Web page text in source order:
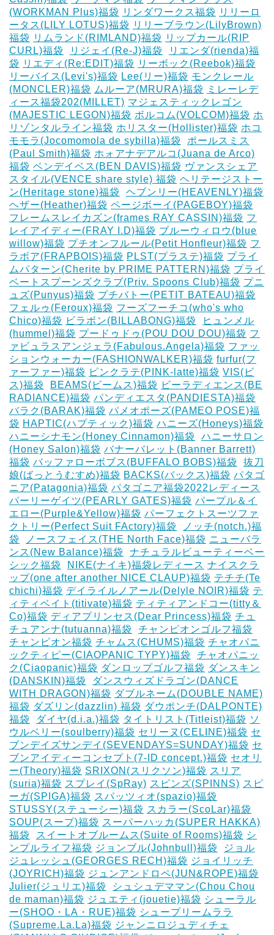
(WORKMAN Plus)福袋 リンダワークス福袋 リリーロ
ータス(LILY LOTUS)福袋 リリーブラウン(LilyBrown)
福袋 リムランド(RIMLAND)福袋 リップカール(RIP
CURL)福袋
リジェイ(Re-J)福袋
リエンダ(rienda)福
袋 リエディ(Re:EDIT)福袋 リーボック(Reebok)福袋
リーバイス(Levi's)福袋 Lee(リー)福袋 モンクレール
(MONCLER)福袋 ムルーア(MRURA)福袋
ミレーレデ
ィース福袋202(MILLET) マジェスティックレゴン
(MAJESTIC LEGON)福袋 ボルコム(VOLCOM)福袋 ホ
リゾンタルライン福袋 ホリスター(Hollister)福袋 ホコ
モモラ(Jocomomola de sybilla)福袋
ポールスミス
(Paul Smith)福袋 ホォアナデアルコ(Juana de Arco)
福袋 ベンデイベス(BEN DAVIS)福袋 ヴァンスシェア
スタイル(VENCE share style) 福袋 ヘリテージストー
ン(Heritage stone)福袋
ヘブンリー(HEAVENLY)福袋
ヘザー(Heather)福袋 ページボーイ(PAGEBOY)福袋
フレームスレイカズン(frames RAY CASSIN)福袋 フ
レイアイディー(FRAY I.D)福袋 ブルーウィロウ(blue
willow)福袋 プチオンフルール(Petit Honfleur)福袋 フ
ラボア(FRAPBOIS)福袋 PLST(プラステ)福袋 プライ
ムパターン(Cherite by PRIME PATTERN)福袋 プライ
ベートスプーンズクラブ(Priv. Spoons Club)福袋 プニ
ュズ(Punyus)福袋 プチバトー(PETIT BATEAU)福袋
フェルゥ(Feroux)福袋 フーズフーチコ(who's who
Chico)福袋 ビラボン(BILLABONG)福袋
ヒュンメル
(hummel)福袋 プードゥドゥ(POU DOU DOU)福袋 フ
ァビュラスアンジェラ(Fabulous.Angela)福袋 ファッ
ションウォーカー(FASHIONWALKER)福袋 furfur(フ
ァーファー)福袋 ピンクラテ(PINK-latte)福袋 VIS(ビ
ス)福袋
BEAMS(ビームス)福袋 ビーラディエンス(BE
RADIANCE)福袋 パンディエスタ(PANDIESTA)福袋
バラク(BARAK)福袋 パメオポーズ(PAMEO POSE)福
袋 HAPTIC(ハプティック)福袋 ハニーズ(Honeys)福袋
ハニーシナモン(Honey Cinnamon)福袋
ハニーサロン
(Honey Salon)福袋 バナーバレット(Banner Barrett)
福袋 バッファローボブス(BUFFALO BOBS)福袋
抜刀
娘(ばっとうむすめ)福袋 BACKS(バックス)福袋 パタゴ
ニア(Patagonia)福袋 パタゴニア福袋2022レディース
パーリーゲイツ(PEARLY GATES)福袋 パープル＆イ
エロー(Purple&Yellow)福袋 パーフェクトスーツファ
クトリー(Perfect Suit FActory)福袋
ノッチ(notch.)福
袋
ノースフェイス(THE North Face)福袋 ニューバラ
ンス(New Balance)福袋
ナチュラルビューティーベー
シック福袋
NIKE(ナイキ)福袋レディース ナイスクラ
ップ(one after another NICE CLAUP)福袋 テチチ(Te
chichi)福袋 デイライルノアール(Delyle NOIR)福袋 テ
ィティベイト(titivate)福袋 ティティアンドコー(titty＆
Co)福袋 ディアプリンセス(Dear Princess)福袋 チュ
チュアンナ(tutuanna)福袋
チャンピオンゴルフ福袋
チャンピオン福袋 チャムス(CHUMS)福袋 チャオパニ
ックティピー(CIAOPANIC TYPY)福袋
チャオパニッ
ク(Ciaopanic)福袋 ダンロップゴルフ福袋 ダンスキン
(DANSKIN)福袋
ダンスウィズドラゴン(DANCE
WITH DRAGON)福袋 ダブルネーム(DOUBLE NAME)
福袋 ダズリン(dazzlin) 福袋 ダウポンチ(DALPONTE)
福袋
ダイヤ(d.i.a.)福袋 タイトリスト(Titleist)福袋 ソ
ウルベリー(soulberry)福袋 セリーヌ(CELINE)福袋 セ
ブンデイズサンデイ(SEVENDAYS=SUNDAY)福袋 セ
ブンアイディーコンセプト(7-ID concept.)福袋 セオリ
ー(Theory)福袋 SRIXON(スリクソン)福袋 スリア
(suria)福袋 スプレイ(SpRay) スピンズ(SPINNS) スピ
ーガ(SPIGA)福袋 スパッツィオ(spazio)福袋
STUSSY(ステューシー)福袋 スカラー(ScoLar)福袋
SOUP(スープ)福袋 スーパーハッカ(SUPER HAKKA)
福袋
スイートオブルームス(Suite of Rooms)福袋 シ
ンプルライフ福袋 ジョンブル(Johnbull)福袋
ジョル
ジュレッシュ(GEORGES RECH)福袋 ジョイリッチ
(JOYRICH)福袋 ジュンアンドロペ(JUN&ROPE)福袋
Julier(ジュリエ)福袋
シュシュデママン(Chou Chou
de maman)福袋 ジュエティ(jouetie)福袋 シューラル
ー(SHOO・LA・RUE)福袋 シュープリームララ
(Supreme.La.La)福袋 ジャンニロジュディチェ